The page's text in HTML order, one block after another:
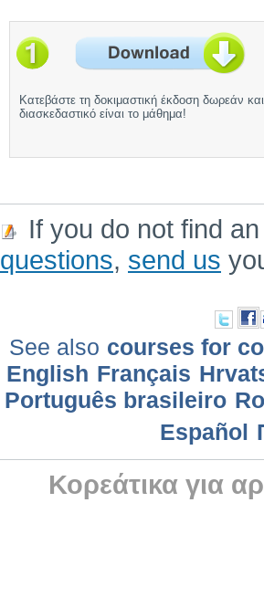
Κατεβάστε τη δοκιμαστική έκδοση δωρεάν
διασκεδαστικό είναι το μάθημα!
If you do not find
questions, send us
See also courses for
English Français
Português brasileiro
Еspañol
Κορεάτικα για